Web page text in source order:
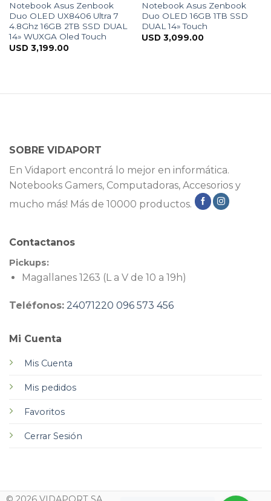
Notebook Asus Zenbook
Duo OLED UX8406 Ultra 7
4.8Ghz 16GB 2TB SSD DUAL
14» WUXGA Oled Touch
USD 3,199.00
Notebook Asus Zenbook
Duo OLED 16GB 1TB SSD
DUAL 14» Touch
USD 3,099.00
SOBRE VIDAPORT
En Vidaport encontrá lo mejor en informática.
Notebooks Gamers, Computadoras, Accesorios y
mucho más! Más de 10000 productos.
Mi Cuenta
Mis Cuenta
Mis pedidos
Favoritos
Cerrar Sesión
Contactanos
Pickups:
Magallanes 1263 (L a V de 10 a 19h)
Teléfonos: 24071220 096 573 456